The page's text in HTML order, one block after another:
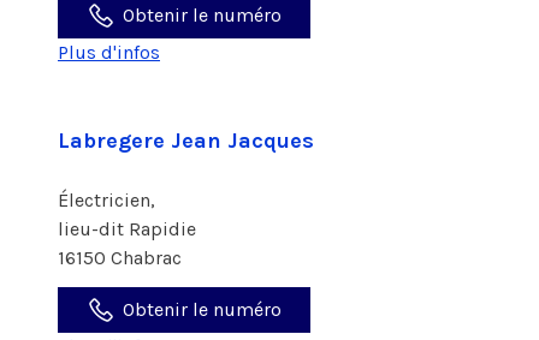
Obtenir le numéro
Plus d'infos
Labregere Jean Jacques
Électricien,
lieu-dit Rapidie
16150 Chabrac
Obtenir le numéro